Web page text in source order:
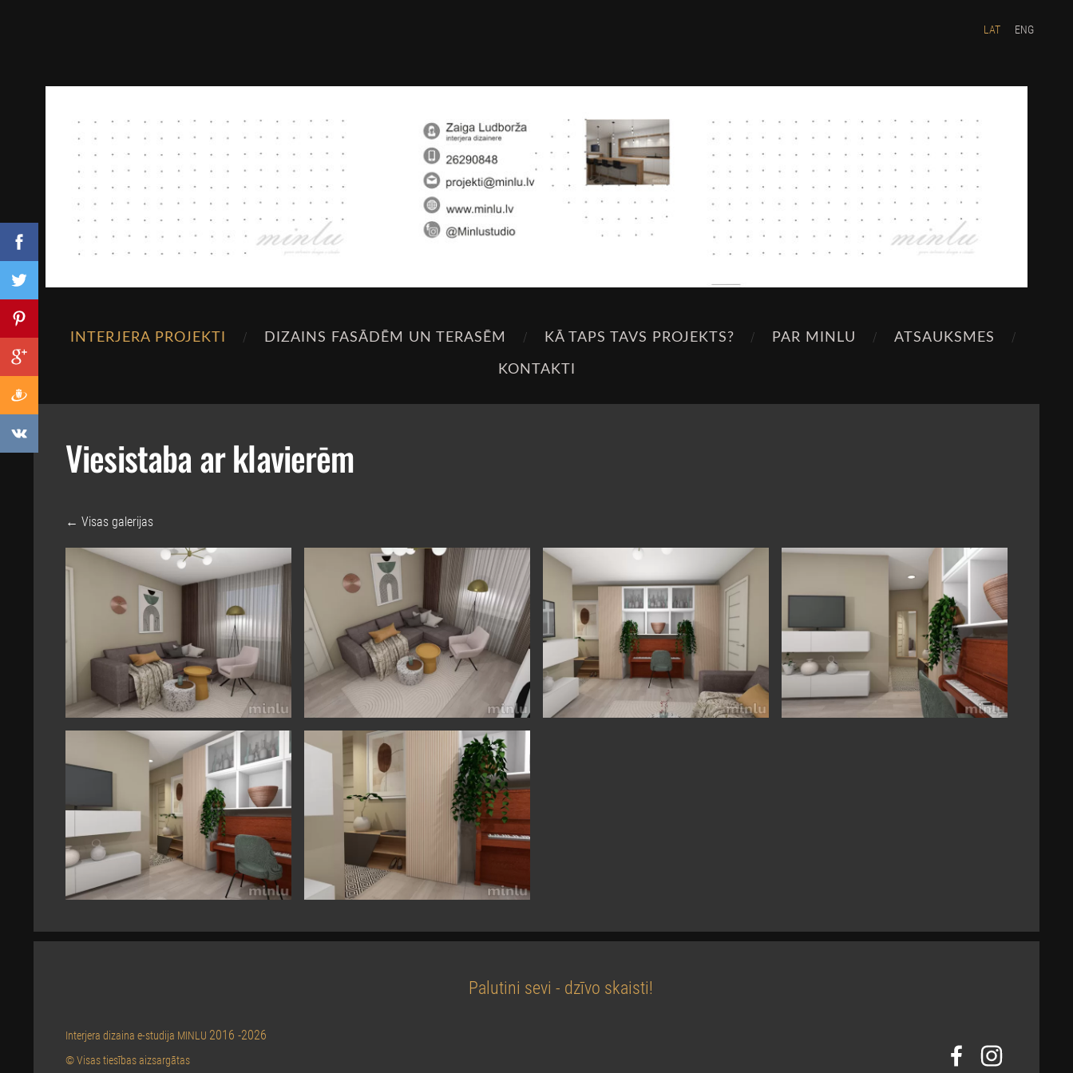
INTERJERA PROJEKTI DIZAINS FASĀDĒM UN TERASĒM KĀ TAPS TAVS PROJEKTS? PAR MINLU
ATSAUKSMES
KONTAKTI
LAT ENG
Viesistaba ar klavierēm
Visas galerijas
Palutini sevi - dzīvo skaisti!
Interjera dizaina e-studija MINLU 2016 -2026
© Visas tiesības aizsargātas